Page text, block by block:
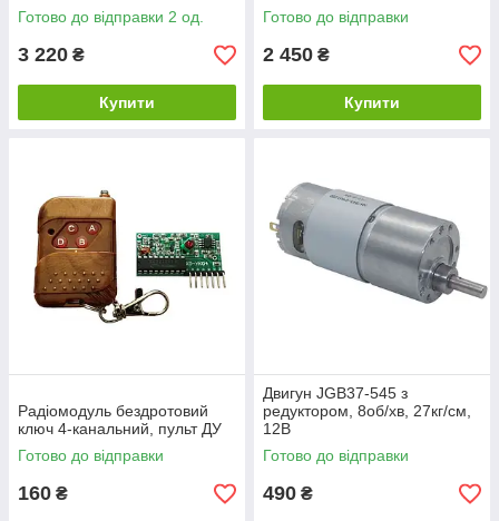
Готово до відправки 2 од.
3 220 ₴
Купити
Готово до відправки
2 450 ₴
Купити
Радіомодуль бездротовий
ключ 4-канальний, пульт ДУ
Готово до відправки
160 ₴
Двигун JGВ37-545 з
редуктором, 8об/хв, 27кг/см,
12В
Готово до відправки
490 ₴